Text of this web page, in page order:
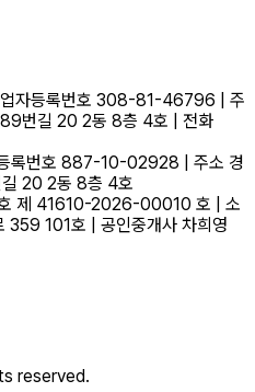
자등록번호 308-81-46796
주
번길 20 2동 8층 4호
전화
록번호 887-10-02928 주소 경
20 2동 8층 4호
제 41610-2026-00010 호
소
359 101호 공인중개사 차희영
reserved.